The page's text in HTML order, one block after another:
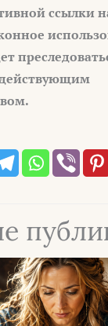
ссылки
действующим